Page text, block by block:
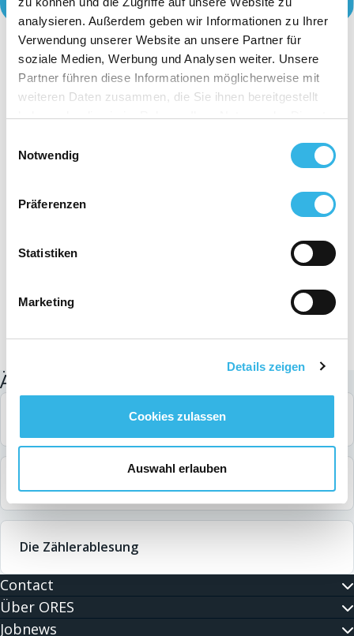
analysieren. Außerdem geben wir Informationen zu Ihrer
Verwendung unserer Website an unsere Partner für
soziale Medien, Werbung und Analysen weiter. Unsere
Partner führen diese Informationen möglicherweise mit
weiteren Daten zusammen, die Sie ihnen bereitgestellt
haben oder die sie im Rahmen Ihrer Nutzung der Dienste
Cookies, wenn Sie unsere Webseite weiterhin nutzen.
Notwendig
Präferenzen
Statistiken
Marketing
Details zeigen
Cookies zulassen
Auswahl erlauben
Ähnliche Suchanfragen
Meinen Zähler ändern
Die Zählerablesung
Contact
Über ORES
Jobnews